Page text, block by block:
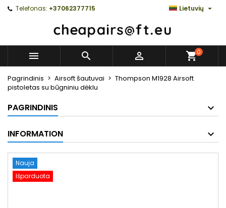
Telefonas: +37062377715 Lietuvių 
   0
Pagrindinis Airsoft šautuvai
Thompson M1928 Airsoft
pistoletas su būgniniu dėklu
PAGRINDINIS
INFORMATION
Nauja
Išparduota